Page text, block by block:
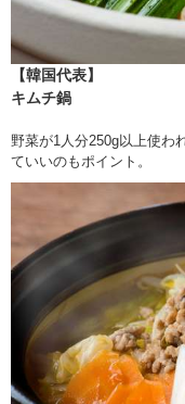
【韓国代表】
キムチ鍋
野菜が1人分250g以上使わ
ていいのもポイント。